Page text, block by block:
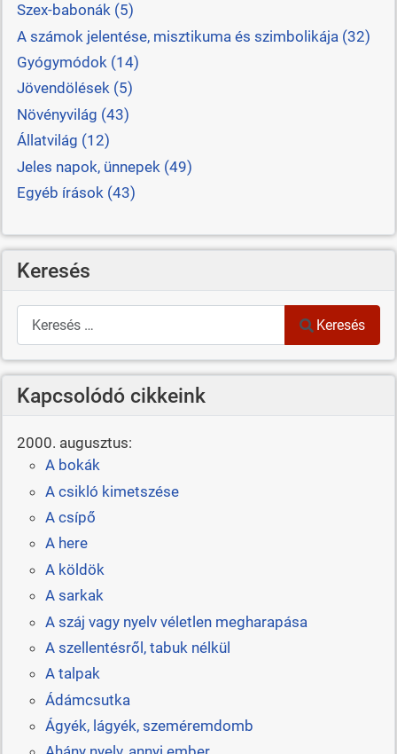
Szex-babonák (5)
A számok jelentése, misztikuma és szimbolikája (32)
Gyógymódok (14)
Jövendölések (5)
Növényvilág (43)
Állatvilág (12)
Jeles napok, ünnepek (49)
Egyéb írások (43)
Keresés
Keresés
Keresés
Kapcsolódó cikkeink
2000. augusztus:
A bokák
A csikló kimetszése
A csípő
A here
A köldök
A sarkak
A száj vagy nyelv véletlen megharapása
A szellentésről, tabuk nélkül
A talpak
Ádámcsutka
Ágyék, lágyék, szeméremdomb